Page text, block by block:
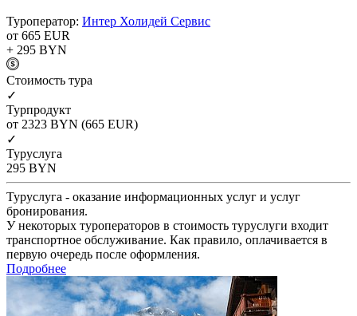
Туроператор: Интер Холидей Сервис
от 665 EUR
+ 295 BYN
Cтоимость тура
✓
Турпродукт
от 2323 BYN (665 EUR)
✓
Туруслуга
295 BYN
Туруслуга - оказание информационных услуг и услуг
бронирования.
У некоторых туроператоров в стоимость туруслуги входит
транспортное обслуживание. Как правило, оплачивается в
первую очередь после оформления.
Подробнее